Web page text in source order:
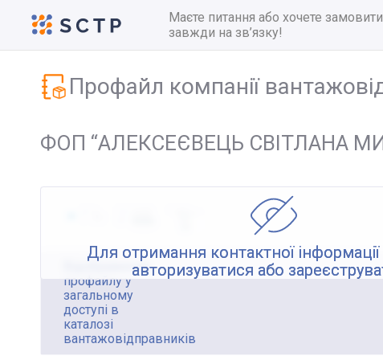
Маєте питання або хочете
завжди на зв’язку!
Профайл компанії
ФОП “АЛЕКСЕЄВЕЦЬ СВІТЛАНА
Для отримання контактної
авторизуватися або
Відображення
профайлу у
загальному
доступі в
каталозі
вантажовідправників